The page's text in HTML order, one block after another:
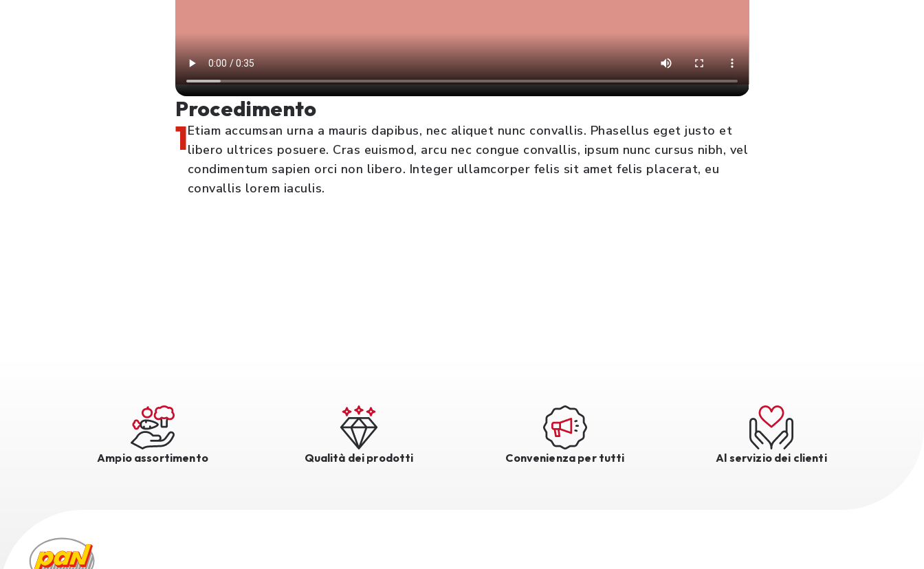
Procedimento
1Etiam accumsan urna a mauris dapibus, nec aliquet nunc convallis. Phasellus eget justo et
libero ultrices posuere. Cras euismod, arcu nec congue convallis, ipsum nunc cursus nibh, vel
condimentum sapien orci non libero. Integer ullamcorper felis sit amet felis placerat, eu
convallis lorem iaculis.
Ampio assortimento Qualità dei prodotti Convenienza per tutti Al servizio dei clienti